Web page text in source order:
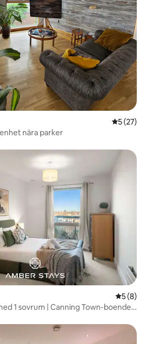
5 av 5 i
5 (27)
nära parker
5 av 5 i
5 (8)
1 sovrum | Canning Town-boende